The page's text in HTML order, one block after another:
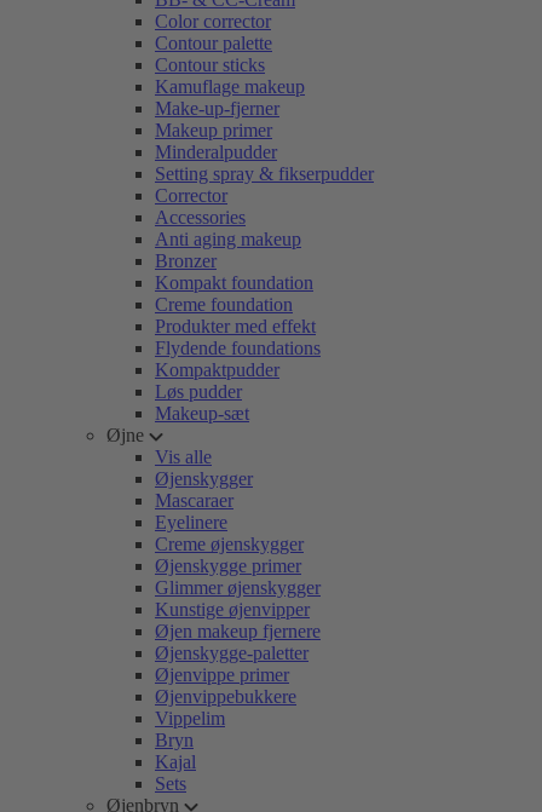
Color corrector
Contour palette
Contour sticks
Kamuflage makeup
Make-up-fjerner
Makeup primer
Minderalpudder
Setting spray & fikserpudder
Corrector
Accessories
Anti aging makeup
Bronzer
Kompakt foundation
Creme foundation
Produkter med effekt
Flydende foundations
Kompaktpudder
Løs pudder
Makeup-sæt
Øjne
Vis alle
Øjenskygger
Mascaraer
Eyelinere
Creme øjenskygger
Øjenskygge primer
Glimmer øjenskygger
Kunstige øjenvipper
Øjen makeup fjernere
Øjenskygge-paletter
Øjenvippe primer
Øjenvippebukkere
Vippelim
Bryn
Kajal
Sets
Øjenbryn